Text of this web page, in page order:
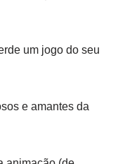
um jogo do seu
e amantes da